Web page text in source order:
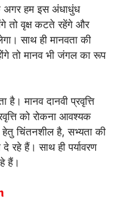
अगर हम इस अंधाधुंध
तो वृक्ष कटते रहेंगे और
साथ ही मानवता की
तो मानव भी जंगल का रूप
है। मानव दानवी प्रवृत्ति
को रोकना आवश्यक
हेतु चिंतनशील है, सभ्यता की
रहे हैं। साथ ही पर्यावरण
हैं।